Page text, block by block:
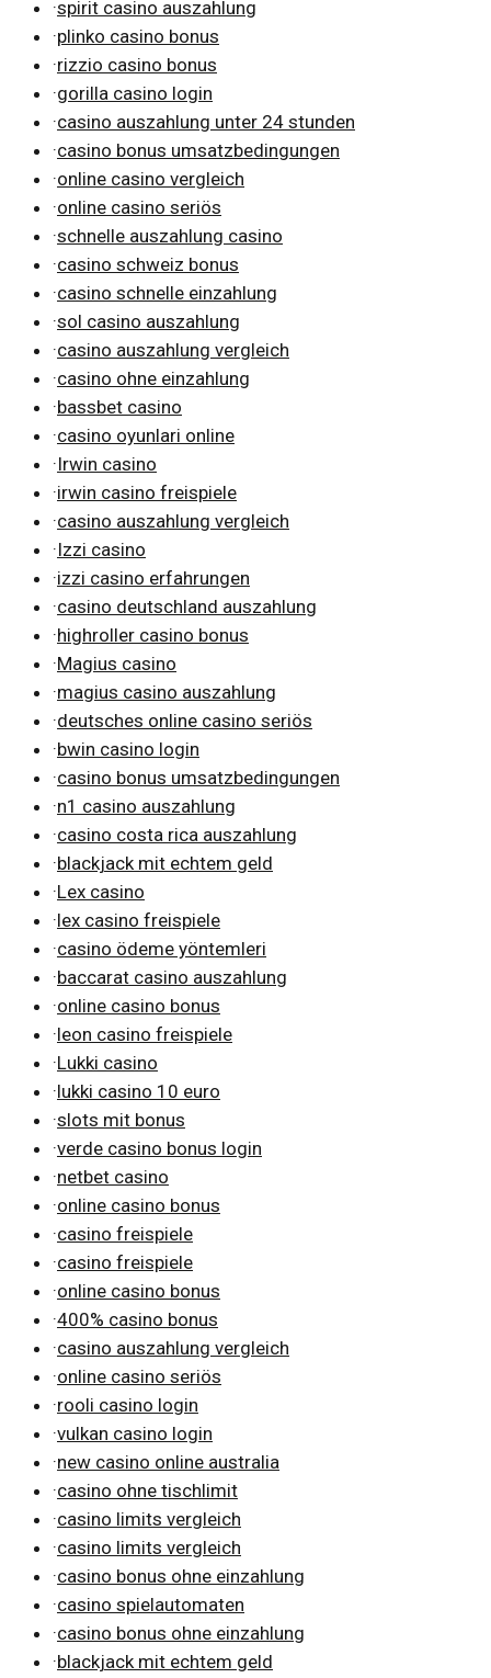
·spirit casino auszahlung
·plinko casino bonus
·rizzio casino bonus
·gorilla casino login
·casino auszahlung unter 24 stunden
·casino bonus umsatzbedingungen
·online casino vergleich
·online casino seriös
·schnelle auszahlung casino
·casino schweiz bonus
·casino schnelle einzahlung
·sol casino auszahlung
·casino auszahlung vergleich
·casino ohne einzahlung
·bassbet casino
·casino oyunlari online
·Irwin casino
·irwin casino freispiele
·casino auszahlung vergleich
·Izzi casino
·izzi casino erfahrungen
·casino deutschland auszahlung
·highroller casino bonus
·Magius casino
·magius casino auszahlung
·deutsches online casino seriös
·bwin casino login
·casino bonus umsatzbedingungen
·n1 casino auszahlung
·casino costa rica auszahlung
·blackjack mit echtem geld
·Lex casino
·lex casino freispiele
·casino ödeme yöntemleri
·baccarat casino auszahlung
·online casino bonus
·leon casino freispiele
·Lukki casino
·lukki casino 10 euro
·slots mit bonus
·verde casino bonus login
·netbet casino
·online casino bonus
·casino freispiele
·casino freispiele
·online casino bonus
·400% casino bonus
·casino auszahlung vergleich
·online casino seriös
·rooli casino login
·vulkan casino login
·new casino online australia
·casino ohne tischlimit
·casino limits vergleich
·casino limits vergleich
·casino bonus ohne einzahlung
·casino spielautomaten
·casino bonus ohne einzahlung
·blackjack mit echtem geld